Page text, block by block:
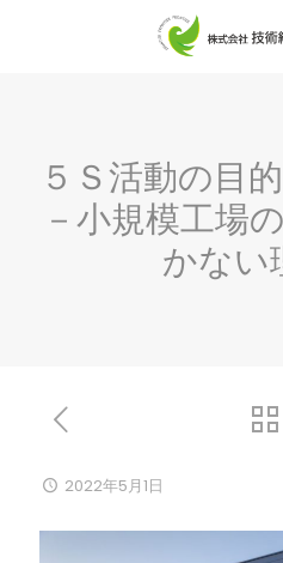
５Ｓ活動の目
－小規模工場
かない
2022年5月1日